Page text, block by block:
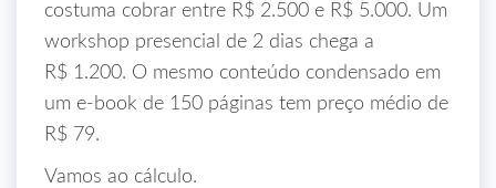
costuma cobrar entre R$ 2.500 e R$ 5.000. Um
workshop presencial de 2 dias chega a
R$ 1.200. O mesmo conteúdo condensado em
um e‑book de 150 páginas tem preço médio de
R$ 79.
Vamos ao cálculo.